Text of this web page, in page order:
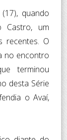
quando
Castro, um
recentes. O
no encontro
terminou
desta Série
o Avaí,